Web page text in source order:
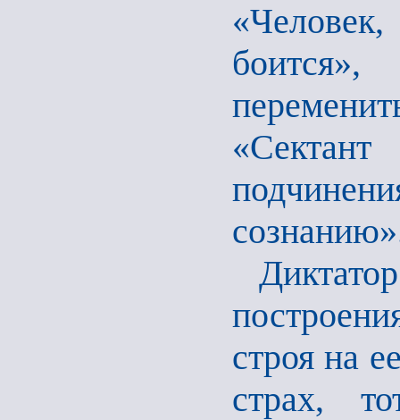
боится»,
строя на
страх,